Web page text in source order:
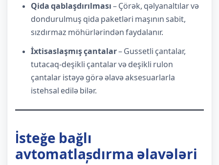
Qida qablaşdırılması– Çörək, qəlyanaltılar və
dondurulmuş qida paketləri maşının sabit,
sızdırmaz möhürlərindən faydalanır.
İxtisaslaşmış çantalar– Gussetli çantalar,
tutacaq-deşikli çantalar və deşikli rulon
çantalar istəyə görə əlavə aksesuarlarla
istehsal edilə bilər.
İsteğe bağlı
avtomatlaşdırma əlavələri